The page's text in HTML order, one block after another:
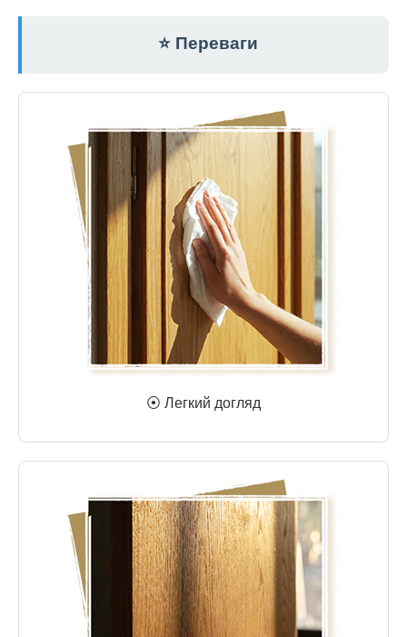
⭐ Переваги
⦿ Легкий догляд